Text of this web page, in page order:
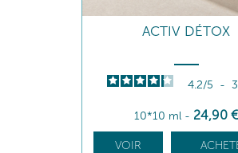
ACTIV DÉTOX
4.2/5 -
10*10 ml - 24,90 €
VOIR